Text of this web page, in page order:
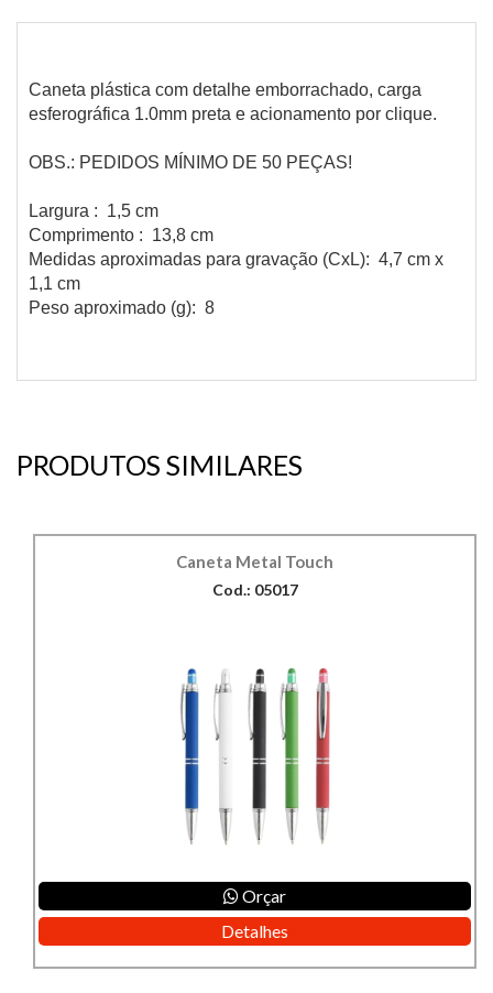
Caneta plástica com detalhe emborrachado, carga
esferográfica 1.0mm preta e acionamento por clique.
OBS.: PEDIDOS MÍNIMO DE 50 PEÇAS!
Largura : 1,5 cm
Comprimento : 13,8 cm
Medidas aproximadas para gravação (CxL): 4,7 cm x
1,1 cm
Peso aproximado (g): 8
PRODUTOS SIMILARES
Caneta Metal Touch
Cod.: 05017
Orçar
Detalhes